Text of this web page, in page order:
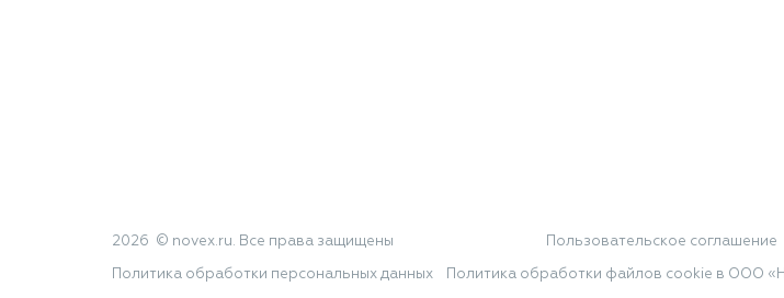
2026 © novex.ru. Все права защищены Пользовательское соглашение
Политика обработки персональных данных Политика обработки файлов cookie в ООО